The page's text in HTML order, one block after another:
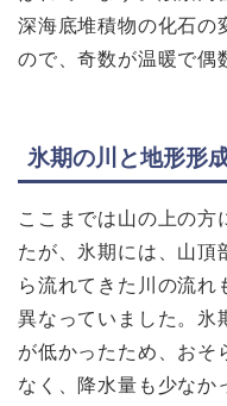
深海底堆積物の化石の
ので、奇数が温暖で偶
氷期の川と地形形
ここまでは山の上の方
たが、氷期には、山頂
ら流れてきた川の流れ
異なっていました。氷
が低かったため、おそ
なく、降水量も少なか